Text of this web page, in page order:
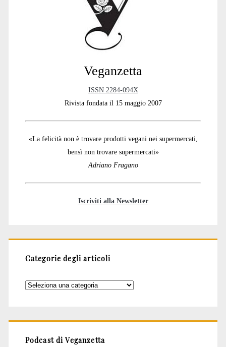
Veganzetta
ISSN 2284-094X
Rivista fondata il 15 maggio 2007
«La felicità non è trovare prodotti vegani nei supermercati,
bensì non trovare supermercati»
Adriano Fragano
Iscriviti alla Newsletter
Categorie degli articoli
Categorie
Podcast di Veganzetta